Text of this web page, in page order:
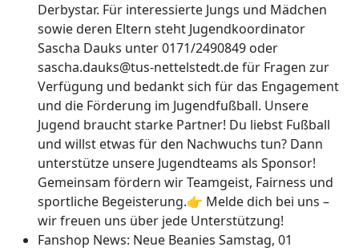
Derbystar. Für interessierte Jungs und Mädchen
sowie deren Eltern steht Jugendkoordinator
Sascha Dauks unter 0171/2490849 oder
sascha.dauks@tus-nettelstedt.de für Fragen zur
Verfügung und bedankt sich für das Engagement
und die Förderung im Jugendfußball. Unsere
Jugend braucht starke Partner! Du liebst Fußball
und willst etwas für den Nachwuchs tun? Dann
unterstütze unsere Jugendteams als Sponsor!
Gemeinsam fördern wir Teamgeist, Fairness und
sportliche Begeisterung.👉 Melde dich bei uns –
wir freuen uns über jede Unterstützung!
Fanshop News: Neue Beanies Samstag, 01